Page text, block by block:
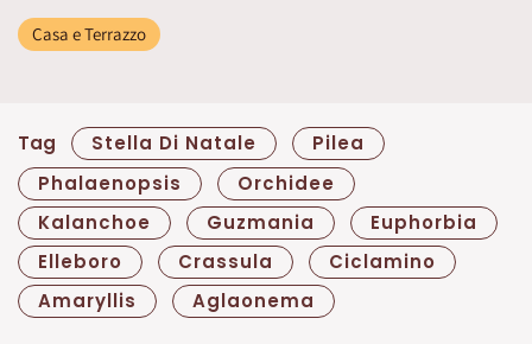
Casa e Terrazzo
Tag Stella Di Natale
Pilea
Phalaenopsis
Orchidee
Kalanchoe
Guzmania
Euphorbia
Elleboro
Crassula
Ciclamino
Amaryllis
Aglaonema